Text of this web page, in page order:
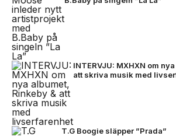
INTERVJU: MXHXN om
att skriva musik med
T.G Boogie släpper ”Prada”